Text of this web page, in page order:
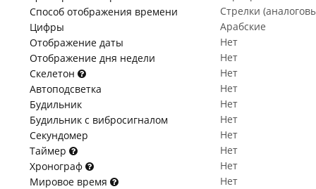
Способ отображения времени
Стрелки
Цифры
Арабские
Отображение даты
Нет
Отображение дня недели
Нет
Скелетон
Нет
Автоподсветка
Нет
Будильник
Нет
Будильник с вибросигналом
Нет
Секундомер
Нет
Таймер
Нет
Хронограф
Нет
Мировое время
Нет